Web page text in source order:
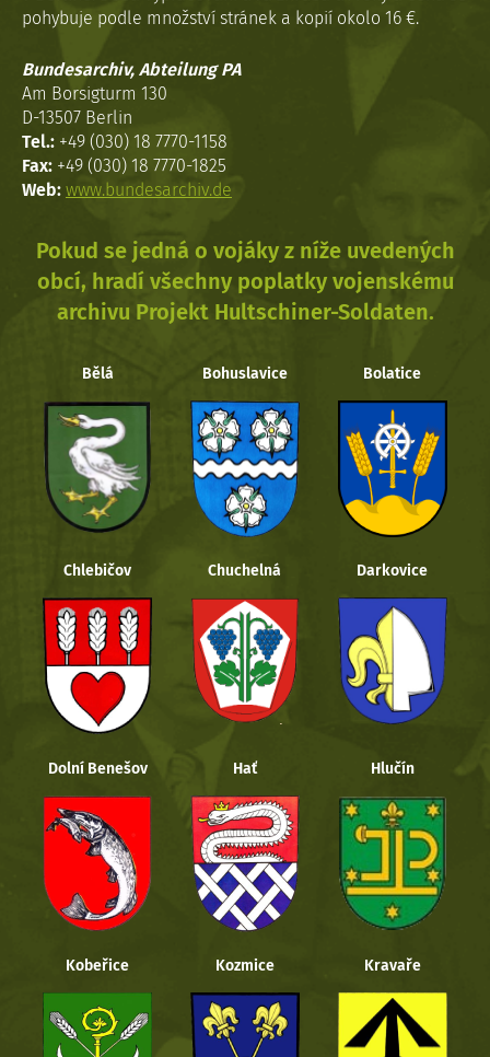
pohybuje podle množství stránek a kopií okolo 16 €.
Bundesarchiv, Abteilung PA
Am Borsigturm 130
D-13507 Berlin
Tel.: +49 (030) 18 7770-1158
Fax: +49 (030) 18 7770-1825
Web: www.bundesarchiv.de
Pokud se jedná o vojáky z níže uvedených
obcí, hradí všechny poplatky vojenskému
archivu Projekt Hultschiner-Soldaten.
Bělá Bohuslavice Bolatice
Chlebičov Chuchelná Darkovice
Dolní Benešov Hať Hlučín
Kobeřice Kozmice Kravaře